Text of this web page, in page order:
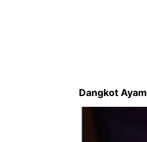
Dangkot Ayam